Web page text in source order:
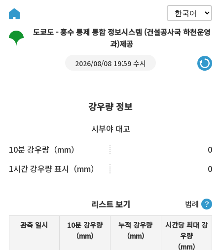
도쿄도 - 홍수 통제 통합 정보시스템 (건설공사국 하천운영
과)제공
2026/08/08 19:59 수시
강우량 정보
시부야 대교
10분 강우량（mm）
0
1시간 강우량 표시（mm）
0
범례 ？
리스트 보기
관측 일시
10분 강우량
（mm）
누적 강우량
（mm）
시간당 최대 강
우량
（mm）